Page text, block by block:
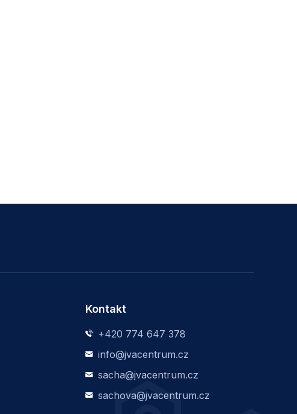
Kontakt
+420 774 647 378
info@jvacentrum.cz
sacha@jvacentrum.cz
sachova@jvacentrum.cz